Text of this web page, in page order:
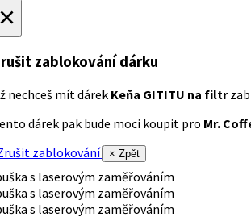
zablokování dárku
nechceš mít dárek Keňa GITITU na filtr
dárek pak bude moci koupit pro Mr.
zablokování
× Zpět